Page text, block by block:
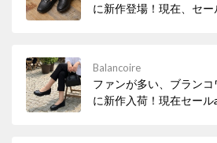
に新作登場！現在、セ
Balancoire
ファンが多い、ブラン
に新作入荷！現在セール